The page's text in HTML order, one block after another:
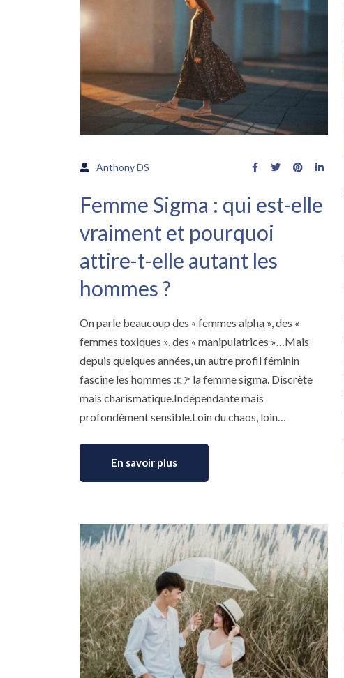
Anthony DS
Femme Sigma : qui est-elle
vraiment et pourquoi
attire-t-elle autant les
hommes ?
On parle beaucoup des « femmes alpha », des «
femmes toxiques », des « manipulatrices »…Mais
depuis quelques années, un autre profil féminin
fascine les hommes :👉 la femme sigma. Discrète
mais charismatique.Indépendante mais
profondément sensible.Loin du chaos, loin…
En savoir plus